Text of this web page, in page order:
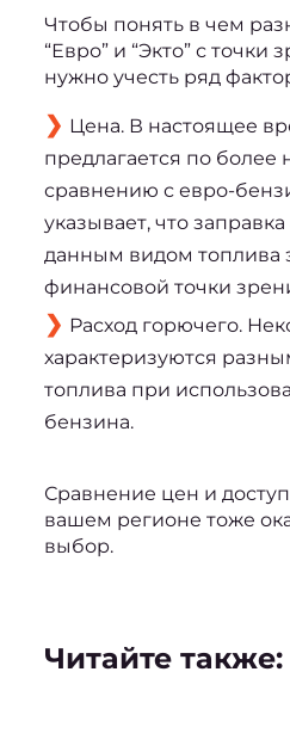
Чтобы понять в чем
“Евро” и “Экто” с точки
нужно учесть ряд
Цена. В настоящее
предлагается по более
сравнению с евро-
указывает, что
данным видом топлива
финансовой точки
Расход горючего.
характеризуются
топлива при
бензина.
Сравнение цен и
вашем регионе тоже
выбор.
Читайте также: